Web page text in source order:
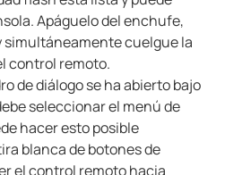
Apáguelo del enchufe,
simultáneamente cuelgue la
control remoto.
de diálogo se ha abierto bajo
seleccionar el menú de
hacer esto posible
blanca de botones de
el control remoto hacia